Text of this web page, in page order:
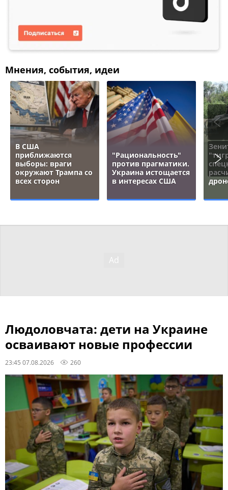
Мнения, события, идеи
В США
приближаются
выборы: враги
окружают Трампа со
всех сторон
"Рациональность"
против прагматики.
Украина истощается
в интересах США
Людоловчата: дети на Украине
осваивают новые профессии
23:45 07.08.2026 260